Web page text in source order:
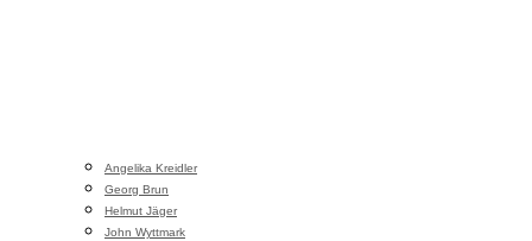
Angelika Kreidler
Georg Brun
Helmut Jäger
John Wyttmark